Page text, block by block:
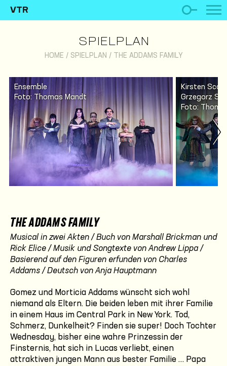
VTR
SPIELPLAN
HOME / SPIELPLAN / THE ADDAMS FAMILY
Ensemble
Foto: Thomas Mandt
Kirsten
Grzegorz
Foto:
THE ADDAMS FAMILY
Musical in zwei Akten / Buch von Marshall Brickman und
Rick Elice / Musik und Songtexte von Andrew Lippa /
Basierend auf den Figuren erfunden von Charles
Addams / Deutsch von Anja Hauptmann
Gomez und Morticia Addams wünscht sich wohl
niemand als Eltern. Die beiden leben mit ihrer Familie
in einem Haus im Central Park in New York. Tod,
Schmerz, Dunkelheit? Finden sie super! Doch Tochter
Wednesday, bisher eine wahre Prinzessin der
Finsternis, hat sich in Lucas verliebt, einen
attraktiven jungen Mann aus bester Familie … Papa